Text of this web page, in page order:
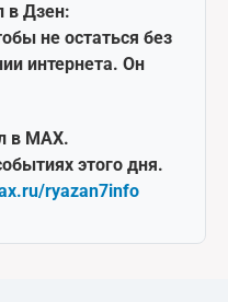
в Дзен:
не остаться без
интернета. Он
в MAX.
этого дня.
ryazan7info